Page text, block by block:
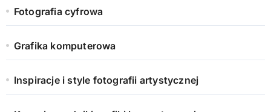
Fotografia cyfrowa
Grafika komputerowa
Inspiracje i style fotografii artystycznej